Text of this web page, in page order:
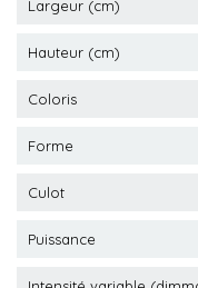
Largeur (cm)
Hauteur (cm)
Coloris
Forme
Culot
Puissance